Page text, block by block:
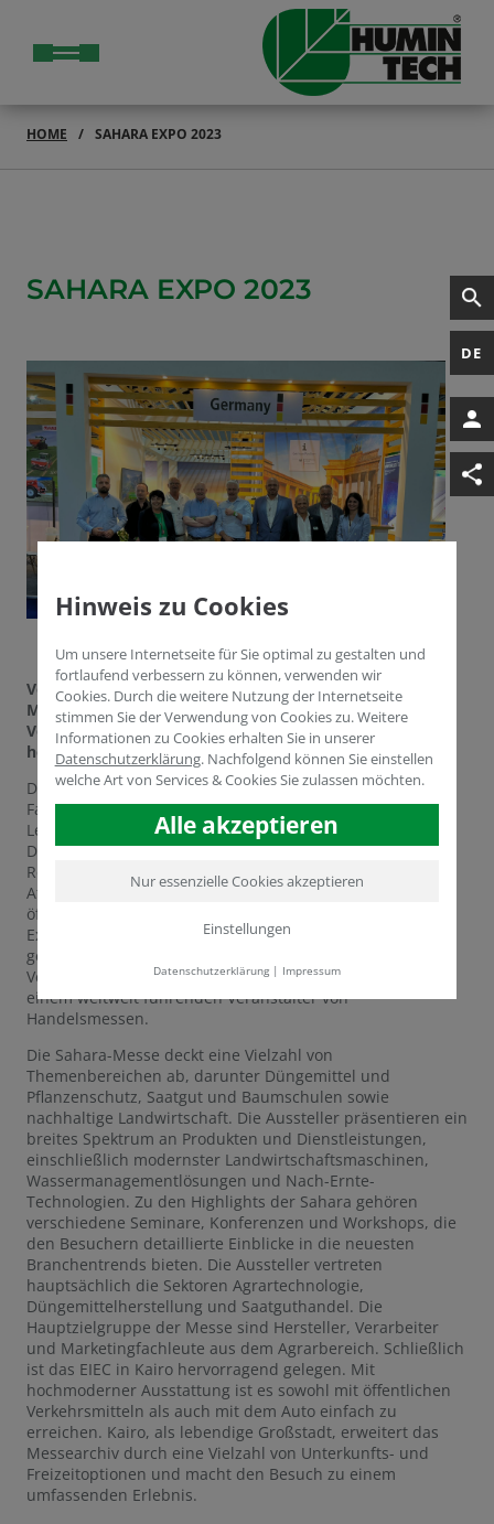
DE
HOME SAHARA EXPO 2023
SAHARA EXPO 2023
Vertriebsleiter Dr. Yasser Dergham ist auf der Sahara
Messe in Kairo. Wir sind dankbar für unsere langjährige
Vertriebspartnerschaft mit Growtech und für die
hervorragenden Messen, die IFWexpo veranstaltet.
Die Sahara-Ausstellung ist eine weltweit anerkannte
Fachmesse in den Bereichen Landwirtschaft und
Lebensmittel, die im Jahr 1987 ins Leben gerufen wurde.
Der Begriff "Sahara" verdeutlicht die zunehmende
Relevanz dieser Veranstaltung für die Gebiete Ägypten,
Afrika und den Mittleren Osten. Jährlich im September
öffnet sie ihre Pforten im EIEC Egypt International
Exhibition Center in Kairo und lockt Fachleute aus der
gesamten Industrie. Die Organisation dieser wichtigen
Veranstaltung liegt in den Händen von Informa Markets,
einem weltweit führenden Veranstalter von
Handelsmessen.
Die Sahara-Messe deckt eine Vielzahl von
Themenbereichen ab, darunter Düngemittel und
Pflanzenschutz, Saatgut und Baumschulen sowie
nachhaltige Landwirtschaft. Die Aussteller präsentieren ein
breites Spektrum an Produkten und Dienstleistungen,
einschließlich modernster Landwirtschaftsmaschinen,
Wassermanagementlösungen und Nach-Ernte-
Technologien. Zu den Highlights der Sahara gehören
verschiedene Seminare, Konferenzen und Workshops, die
den Besuchern detaillierte Einblicke in die neuesten
Branchentrends bieten. Die Aussteller vertreten
hauptsächlich die Sektoren Agrartechnologie,
Düngemittelherstellung und Saatguthandel. Die
Hauptzielgruppe der Messe sind Hersteller, Verarbeiter
und Marketingfachleute aus dem Agrarbereich. Schließlich
ist das EIEC in Kairo hervorragend gelegen. Mit
hochmoderner Ausstattung ist es sowohl mit öffentlichen
Verkehrsmitteln als auch mit dem Auto einfach zu
erreichen. Kairo, als lebendige Großstadt, erweitert das
Messearchiv durch eine Vielzahl von Unterkunfts- und
Freizeitoptionen und macht den Besuch zu einem
umfassenden Erlebnis.
Hinweis zu Cookies
Um unsere Internetseite für Sie optimal zu gestalten und
fortlaufend verbessern zu können, verwenden wir
Cookies. Durch die weitere Nutzung der Internetseite
stimmen Sie der Verwendung von Cookies zu. Weitere
Informationen zu Cookies erhalten Sie in unserer
Datenschutzerklärung. Nachfolgend können Sie einstellen
welche Art von Services & Cookies Sie zulassen möchten.
Alle akzeptieren
Nur essenzielle Cookies akzeptieren
Einstellungen
Datenschutzerklärung| Impressum